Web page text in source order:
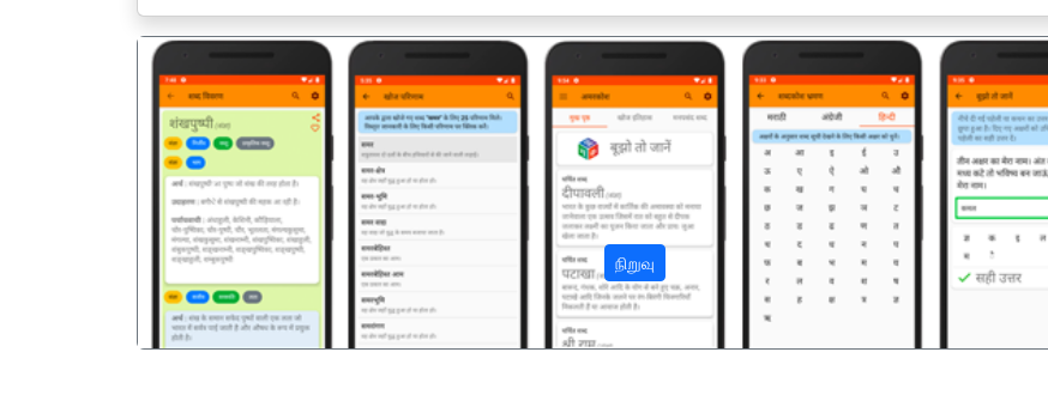
நிறுவு
पिछला